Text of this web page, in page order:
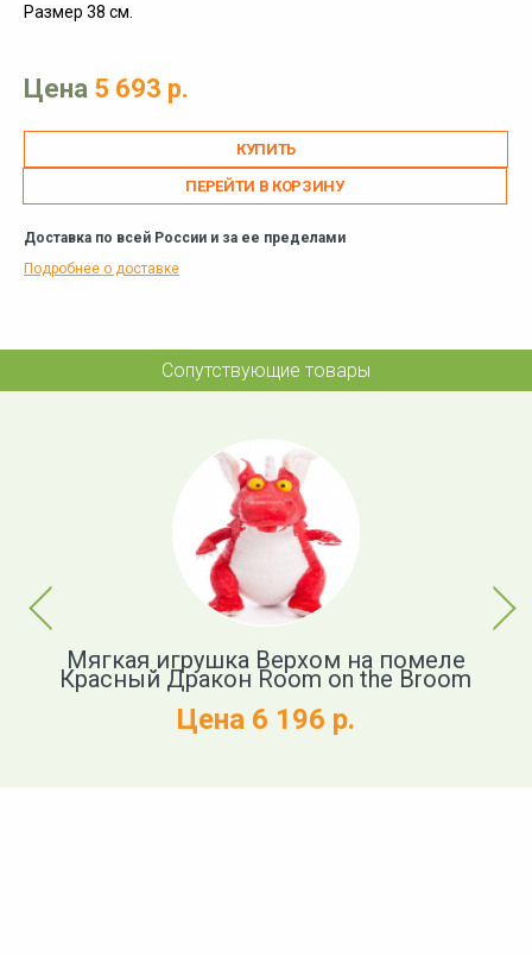
Размер 38 см.
Цена 5 693 р.
ПЕРЕЙТИ В КОРЗИНУ
Доставка по всей России и за ее пределами
Подробнее о доставке
Сопутствующие товары
Previous
Мягкая игрушка Верхом на помеле
Красный Дракон Room on the Broom
Цена 6 196 р.
Next